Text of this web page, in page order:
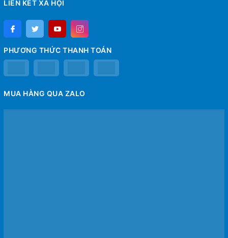
LIÊN KẾT XÃ HỘI
PHƯƠNG THỨC THANH TOÁN
MUA HÀNG QUA ZALO